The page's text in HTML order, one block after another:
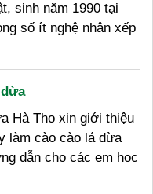
sinh năm 1990 tại
số ít nghệ nhân xếp
Hà Tho xin giới thiệu
làm cào cào lá dừa
dẫn cho các em học